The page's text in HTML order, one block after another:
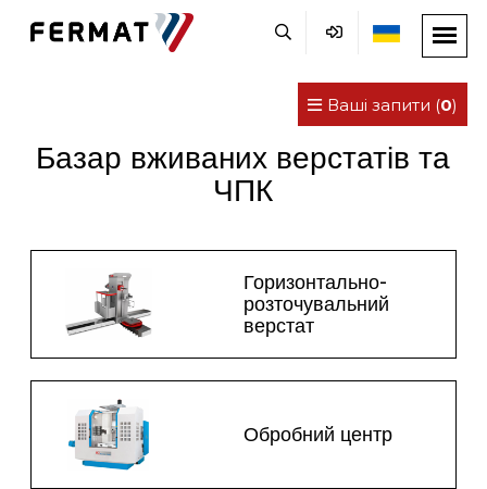
Ваші запити (0)
Базар вживаних верстатів та
ЧПК
Горизонтально-
розточувальний
верстат
Обробний центр